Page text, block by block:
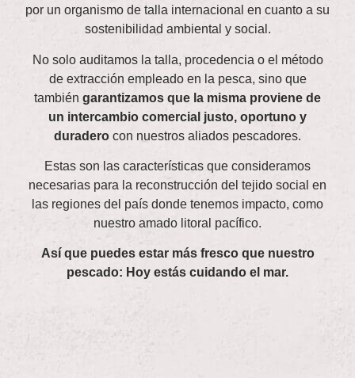
por un organismo de talla internacional en cuanto a su
sostenibilidad ambiental y social.
No solo auditamos la talla, procedencia o el método
de extracción empleado en la pesca, sino que
también garantizamos que la misma proviene de
un intercambio comercial justo, oportuno y
duradero con nuestros aliados pescadores.
Estas son las características que consideramos
necesarias para la reconstrucción del tejido social en
las regiones del país donde tenemos impacto, como
nuestro amado litoral pacífico.
Así que puedes estar más fresco que nuestro
pescado: Hoy estás cuidando el mar.